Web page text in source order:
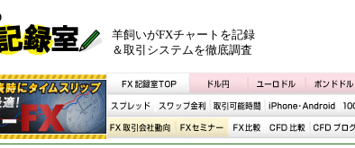
羊飼いがFXチャートを記録
＆取引システムを徹底調査